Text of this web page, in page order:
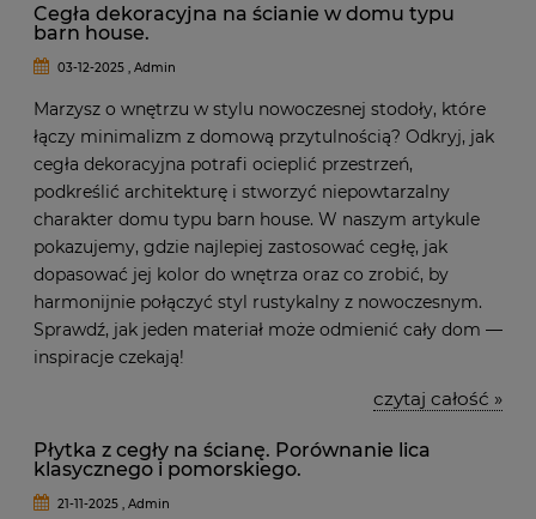
Cegła dekoracyjna na ścianie w domu typu
barn house.
03-12-2025 , Admin
Marzysz o wnętrzu w stylu nowoczesnej stodoły, które
łączy minimalizm z domową przytulnością? Odkryj, jak
cegła dekoracyjna potrafi ocieplić przestrzeń,
podkreślić architekturę i stworzyć niepowtarzalny
charakter domu typu barn house. W naszym artykule
pokazujemy, gdzie najlepiej zastosować cegłę, jak
dopasować jej kolor do wnętrza oraz co zrobić, by
harmonijnie połączyć styl rustykalny z nowoczesnym.
Sprawdź, jak jeden materiał może odmienić cały dom —
inspiracje czekają!
czytaj całość »
Płytka z cegły na ścianę. Porównanie lica
klasycznego i pomorskiego.
21-11-2025 , Admin